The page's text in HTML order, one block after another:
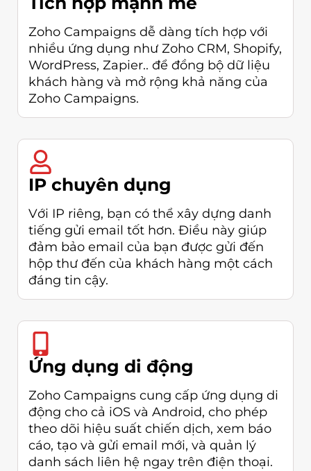
Zoho Campaigns dễ dàng tích hợp với
nhiều ứng dụng như Zoho CRM, Shopify,
WordPress, Zapier.. để đồng bộ dữ liệu
khách hàng và mở rộng khả năng của
Zoho Campaigns.
IP chuyên dụng
Với IP riêng, bạn có thể xây dựng danh
tiếng gửi email tốt hơn. Điều này giúp
đảm bảo email của bạn được gửi đến
hộp thư đến của khách hàng một cách
đáng tin cậy.
Ứng dụng di động
Zoho Campaigns cung cấp ứng dụng di
động cho cả iOS và Android, cho phép
theo dõi hiệu suất chiến dịch, xem báo
cáo, tạo và gửi email mới, và quản lý
danh sách liên hệ ngay trên điện thoại.